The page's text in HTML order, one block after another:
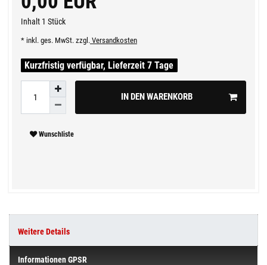
Inhalt 1 Stück
* inkl. ges. MwSt. zzgl. Versandkosten
Kurzfristig verfügbar, Lieferzeit 7 Tage
IN DEN WARENKORB
Wunschliste
Weitere Details
Informationen GPSR